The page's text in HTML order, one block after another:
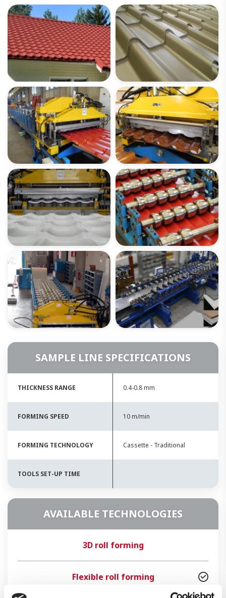
OPEN IMAGES GALLERY
SAMPLE LINE SPECIFICATIONS
THICKNESS RANGE 0.4-0.8 mm
FORMING SPEED 10 m/min
FORMING TECHNOLOGY Cassette - Traditional
TOOLS SET-UP TIME
AVAILABLE TECHNOLOGIES
3D roll forming
Flexible roll forming